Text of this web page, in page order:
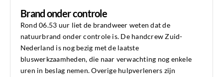
Brand onder controle
Rond 06.53 uur liet de brandweer weten dat de
natuurbrand onder controle is. De handcrew Zuid-
Nederland is nog bezig met de laatste
bluswerkzaamheden, die naar verwachting nog enkele
uren in beslag nemen. Overige hulpverleners zijn